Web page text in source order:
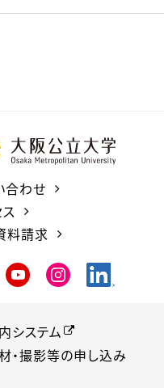
合わせ
料請求
システム
・撮影等の申し込み